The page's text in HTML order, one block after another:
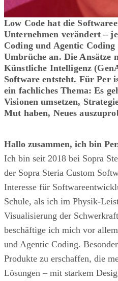
Low Code hat die
Unternehmen verändert –
Coding und Agentic Coding
Umbrüche an. Die Ansätze
Künstliche Intelligenz
Software entsteht. Für Per
ein fachliches Thema: Es
Visionen umsetzen,
Mut haben, Neues
Hallo zusammen, ich bin
Ich bin seit 2018 bei Sopra
der Sopra Steria Custom
Interesse für
Schule, als ich im Physik-
Visualisierung der
beschäftige ich mich vor
und Agentic Coding.
Produkte zu erschaffen, die
Lösungen – mit starkem